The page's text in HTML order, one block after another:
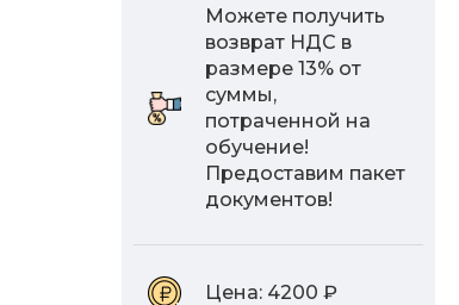
Можете получить
возврат НДС в
размере 13% от
суммы,
потраченной на
обучение!
Предоставим пакет
документов!
Цена: 4200 ₽